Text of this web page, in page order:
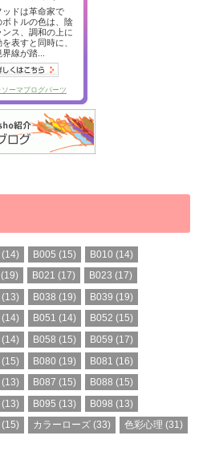
B005 (15) B010 (14)
(19) B021 (17) B023 (17)
(13) B038 (19) B039 (19)
(14) B051 (14) B052 (15)
(14) B058 (15) B059 (17)
(15) B080 (19) B081 (16)
B087 (15) B088 (15)
B095 (13) B098 (13)
(15) カラーローズ (33) 色彩心理 (31)